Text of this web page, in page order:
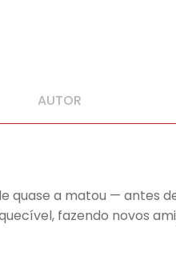
AUTOR
quase a matou — antes
fazendo novos